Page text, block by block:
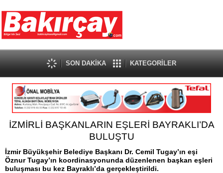
SON DAKİKA KATEGORİLER
İZMİRLİ BAŞKANLARIN EŞLERİ BAYRAKLI’DA
BULUŞTU
İzmir Büyükşehir Belediye Başkanı Dr. Cemil Tugay’ın eşi
Öznur Tugay’ın koordinasyonunda düzenlenen başkan eşleri
buluşması bu kez Bayraklı’da gerçekleştirildi.